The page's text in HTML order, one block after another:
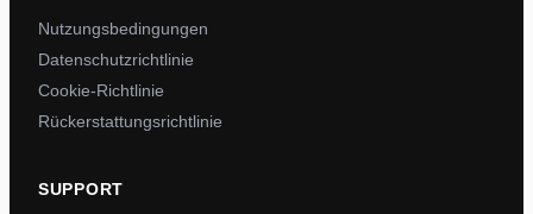
Nutzungsbedingungen
Datenschutzrichtlinie
Cookie-Richtlinie
Rückerstattungsrichtlinie
SUPPORT